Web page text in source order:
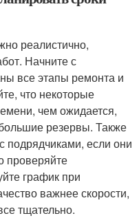
реалистично,
Начните с
все этапы ремонта и
что некоторые
чем ожидается,
резервы. Также
подрядчиками, если они
проверяйте
график при
важнее скорости,
тщательно.